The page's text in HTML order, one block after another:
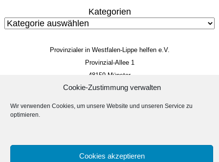
Cookie-Zustimmung verwalten
Wir verwenden Cookies, um unsere Website und unseren Service zu
optimieren.
Cookies akzeptieren
Kategorien
Provinzialer in Westfalen-Lippe helfen e.V.
Provinzial-Allee 1
48159 Münster
Mitglieds- und Spendenkonto